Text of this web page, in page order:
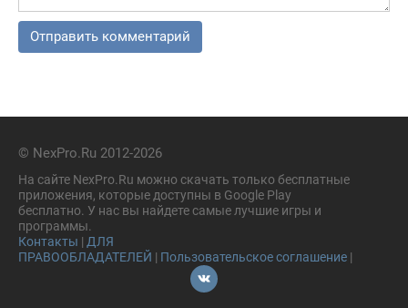
© NexPro.Ru 2012-2026
На сайте NexPro.Ru можно скачать только бесплатные
приложения, которые доступны в Google Play
бесплатно. У нас вы найдете самые лучшие игры и
программы.
Контакты | ДЛЯ
ПРАВООБЛАДАТЕЛЕЙ | Пользовательское соглашение |